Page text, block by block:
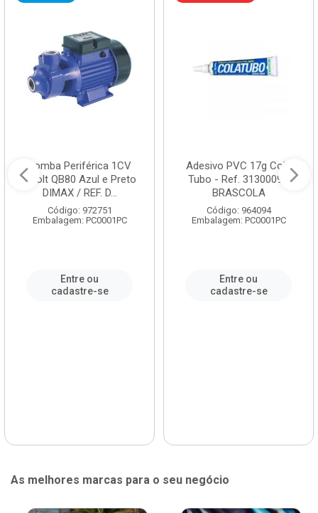
Bomba Periférica 1CV
Bivolt QB80 Azul e Preto
DIMAX / REF. D...
Código: 972751
Embalagem: PC0001PC
Entre ou
cadastre-se
Adesivo PVC 17g Cola
Tubo - Ref. 3130009 -
BRASCOLA
Código: 964094
Embalagem: PC0001PC
Entre ou
cadastre-se
As melhores marcas para o seu negócio